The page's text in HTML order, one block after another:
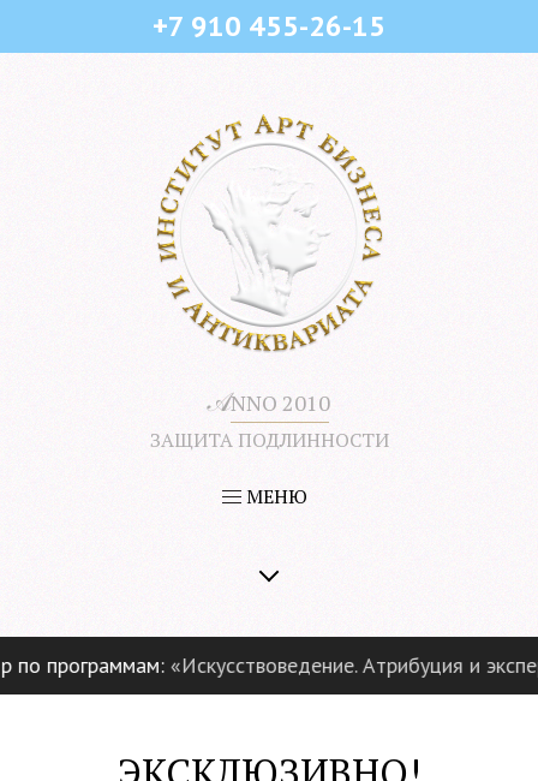
+7 910 455-26-15
𝒜NNO 2010
ЗАЩИТА ПОДЛИННОСТИ
МЕНЮ
программам:«Искусствоведение. Атрибуция и